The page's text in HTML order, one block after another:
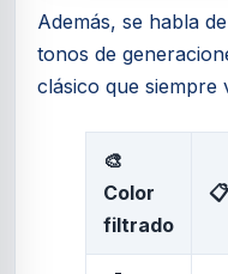
Además, se habla
tonos de
clásico que siempre
🎨
Color
filtrado